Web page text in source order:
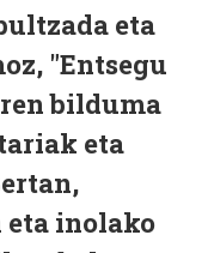
eta
"Entsegu
bilduma
eta
eta inolako